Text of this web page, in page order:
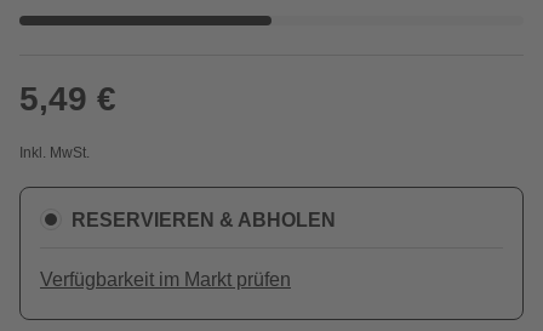
5,49 €
Inkl. MwSt.
RESERVIEREN & ABHOLEN
Verfügbarkeit im Markt prüfen